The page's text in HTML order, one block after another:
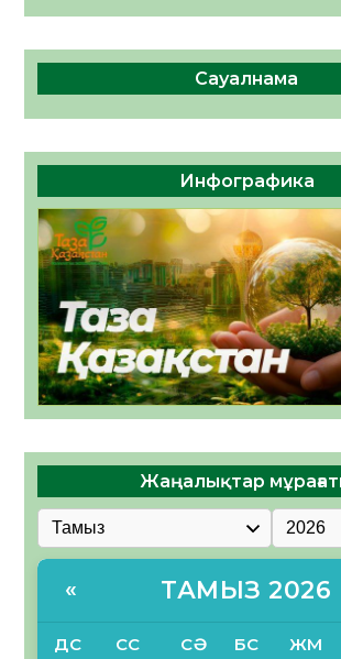
Сауалнама
Инфографика
Жаңалықтар
« ТАМЫЗ 2026
ДС СС СӘ БС ЖМ